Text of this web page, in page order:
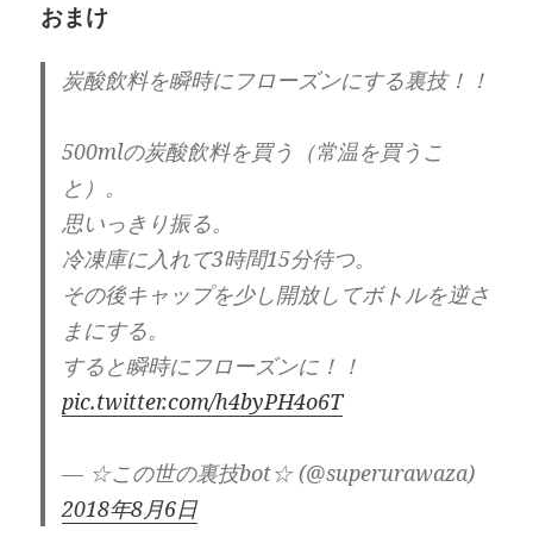
おまけ
炭酸飲料を瞬時にフローズンにする裏技！！
500mlの炭酸飲料を買う（常温を買うこ
と）。
思いっきり振る。
冷凍庫に入れて3時間15分待つ。
その後キャップを少し開放してボトルを逆さ
まにする。
すると瞬時にフローズンに！！
pic.twitter.com/h4byPH4o6T
— ☆この世の裏技bot☆ (@superurawaza)
2018年8月6日